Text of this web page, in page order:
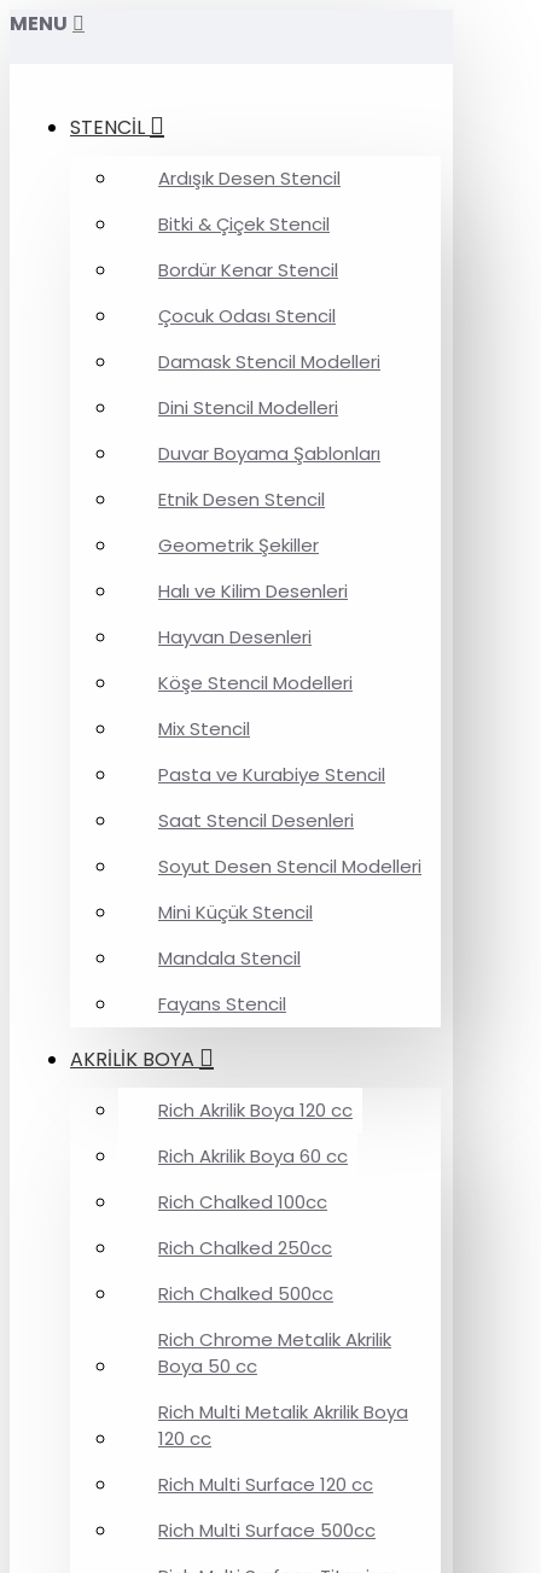
MENU
STENCİL
Ardışık Desen Stencil
Bitki & Çiçek Stencil
Bordür Kenar Stencil
Çocuk Odası Stencil
Damask Stencil Modelleri
Dini Stencil Modelleri
Duvar Boyama Şablonları
Etnik Desen Stencil
Geometrik Şekiller
Halı ve Kilim Desenleri
Hayvan Desenleri
Köşe Stencil Modelleri
Mix Stencil
Pasta ve Kurabiye Stencil
Saat Stencil Desenleri
Soyut Desen Stencil Modelleri
Mini Küçük Stencil
Mandala Stencil
Fayans Stencil
AKRİLİK BOYA
Rich Akrilik Boya 120 cc
Rich Akrilik Boya 60 cc
Rich Chalked 100cc
Rich Chalked 250cc
Rich Chalked 500cc
Rich Chrome Metalik Akrilik
Boya 50 cc
Rich Multi Metalik Akrilik Boya
120 cc
Rich Multi Surface 120 cc
Rich Multi Surface 500cc